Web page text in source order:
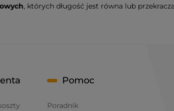
, których długość jest równa lub
Pomoc
Poradnik